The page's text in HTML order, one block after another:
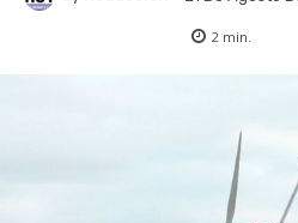
2 min.